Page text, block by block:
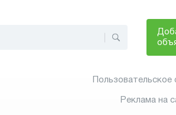
Пользовательское
Реклама на